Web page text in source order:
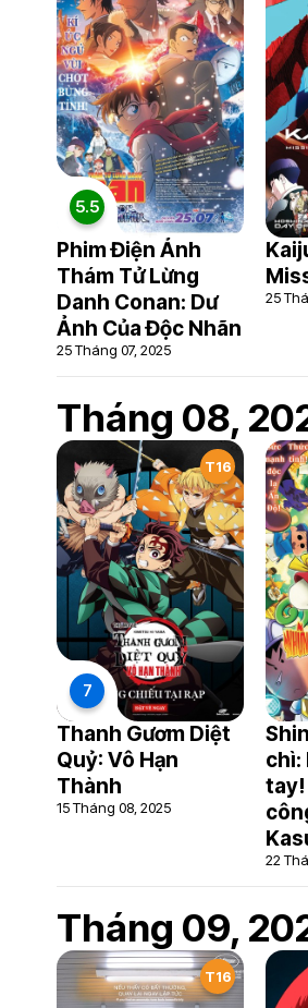
5.5
Phim Điện Ảnh
Thám Tử Lừng
Danh Conan: Dư
Ảnh Của Độc Nhãn
25 Tháng 07, 2025
25
Tháng 08,
T16
7
Thanh Gươm Diệt
Quỷ: Vô Hạn
Thành
15 Tháng 08, 2025
chì:
tay!
22
Tháng 09,
T16